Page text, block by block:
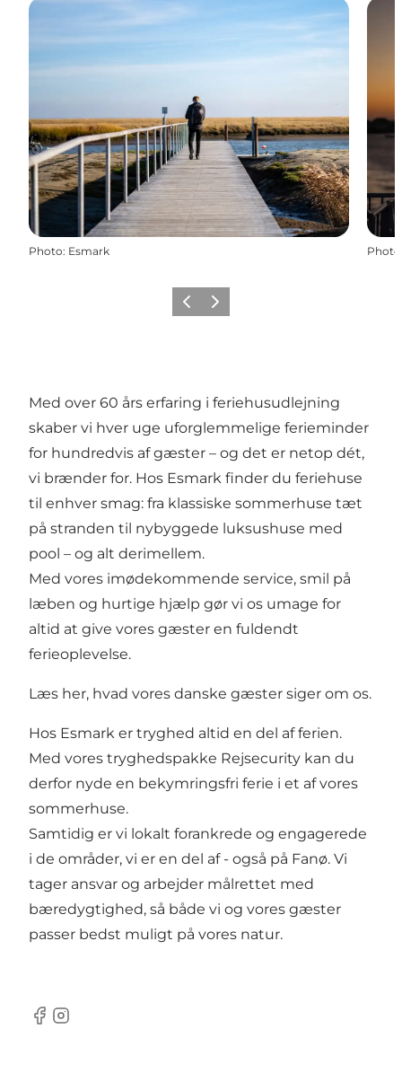
Photo: Esmark Photo
Previous
Next
Med over 60 års erfaring i feriehusudlejning
skaber vi hver uge uforglemmelige ferieminder
for hundredvis af gæster – og det er netop dét,
vi brænder for. Hos Esmark finder du feriehuse
til enhver smag: fra klassiske sommerhuse tæt
på stranden til nybyggede luksushuse med
pool – og alt derimellem.
Med vores imødekommende service, smil på
læben og hurtige hjælp gør vi os umage for
altid at give vores gæster en fuldendt
ferieoplevelse.
Læs her, hvad vores danske gæster siger om os.
Hos Esmark er tryghed altid en del af ferien.
Med vores tryghedspakke Rejsecurity kan du
derfor nyde en bekymringsfri ferie i et af vores
sommerhuse.
Samtidig er vi lokalt forankrede og engagerede
i de områder, vi er en del af - også på Fanø. Vi
tager ansvar og arbejder målrettet med
bæredygtighed, så både vi og vores gæster
passer bedst muligt på vores natur.
Facebook
Instagram